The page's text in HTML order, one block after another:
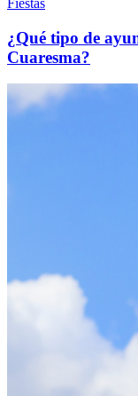
¿Qué tipo de
Cuaresma?